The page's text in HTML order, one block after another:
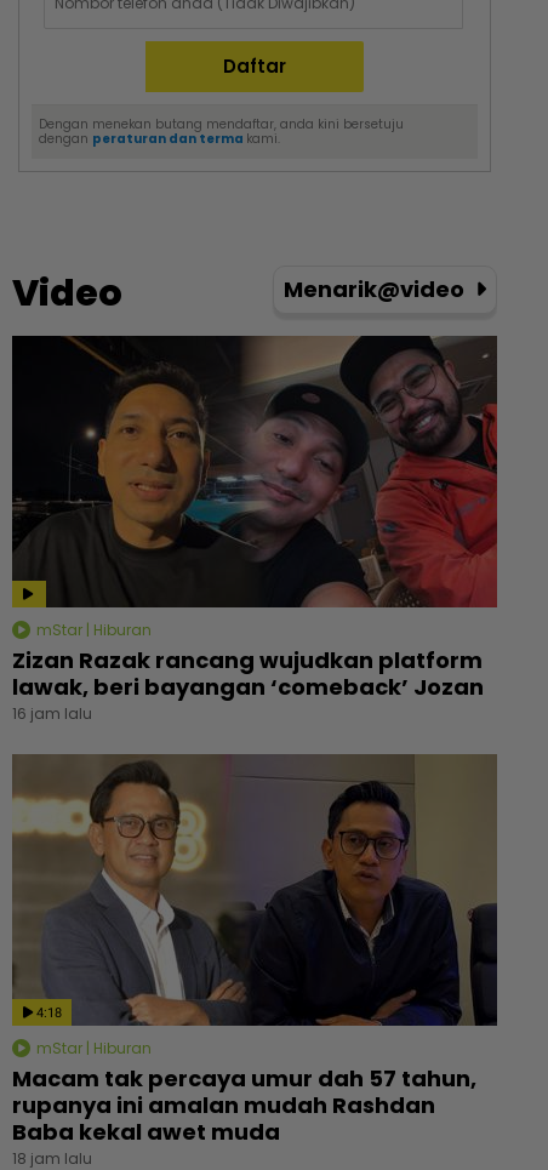
Dengan menekan butang mendaftar, anda kini bersetuju
dengan peraturan dan terma kami.
Video Menarik@video
mStar | Hiburan
Zizan Razak rancang wujudkan platform
lawak, beri bayangan ‘comeback’ Jozan
16 jam lalu
4:18
mStar | Hiburan
Macam tak percaya umur dah 57 tahun,
rupanya ini amalan mudah Rashdan
Baba kekal awet muda
18 jam lalu